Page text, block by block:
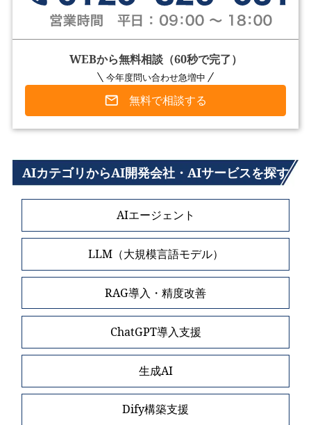
WEBから無料相談（60秒で完了）
今年度問い合わせ急増中
無料で相談する
AIカテゴリからAI開発会社・AIサービスを探す
AIエージェント
LLM（大規模言語モデル）
RAG導入・精度改善
ChatGPT導入支援
生成AI
Dify構築支援